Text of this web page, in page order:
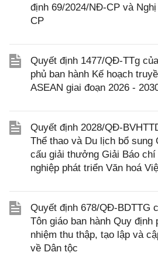
định 69/2024/NĐ-CP và
CP
Quyết định 1477/QĐ-TTg
phủ ban hành Kế hoạch
ASEAN giai đoạn 2026 -
Quyết định 2028/QĐ-
Thể thao và Du lịch bổ sung
cấu giải thưởng Giải Báo
nghiệp phát triển Văn hoá
Quyết định 678/QĐ-BDTTG
Tôn giáo ban hành Quy định
nhiệm thu thập, tạo lập và
về Dân tộc